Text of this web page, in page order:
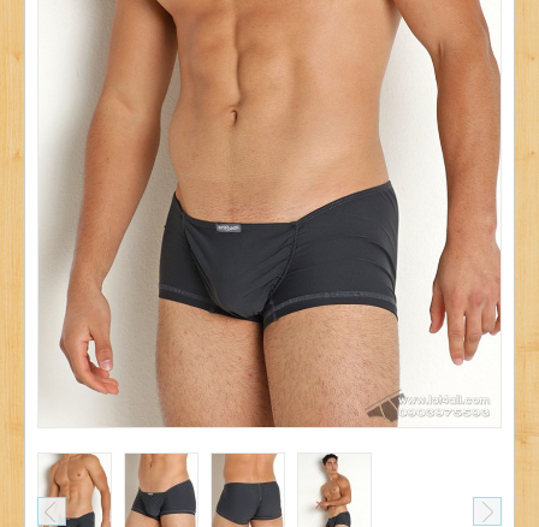
SẢN PHẨM KHÁC
KHUYẾN MÃI